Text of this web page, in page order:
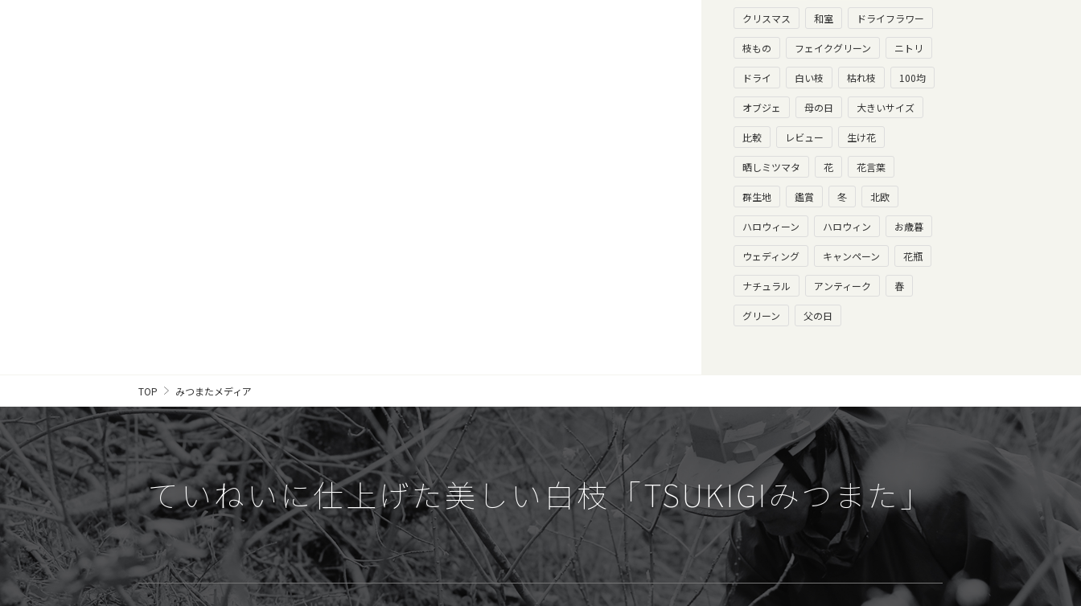
クリスマス 和室 ドライフラワー
枝もの フェイクグリーン ニトリ
ドライ 白い枝 枯れ枝 100均
オブジェ 母の日 大きいサイズ
比較 レビュー 生け花
晒しミツマタ 花 花言葉
群生地 鑑賞 冬 北欧
ハロウィーン ハロウィン お歳暮
ウェディング キャンペーン 花瓶
ナチュラル アンティーク 春
グリーン 父の日
TOP みつまたメディア
ていねいに仕上げた美しい白枝「TSUKIGIみつまた」